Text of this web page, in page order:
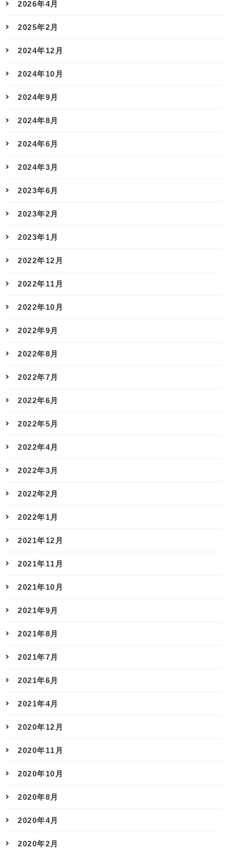
2026年4月
2025年2月
2024年12月
2024年10月
2024年9月
2024年8月
2024年6月
2024年3月
2023年6月
2023年2月
2023年1月
2022年12月
2022年11月
2022年10月
2022年9月
2022年8月
2022年7月
2022年6月
2022年5月
2022年4月
2022年3月
2022年2月
2022年1月
2021年12月
2021年11月
2021年10月
2021年9月
2021年8月
2021年7月
2021年6月
2021年4月
2020年12月
2020年11月
2020年10月
2020年8月
2020年4月
2020年2月